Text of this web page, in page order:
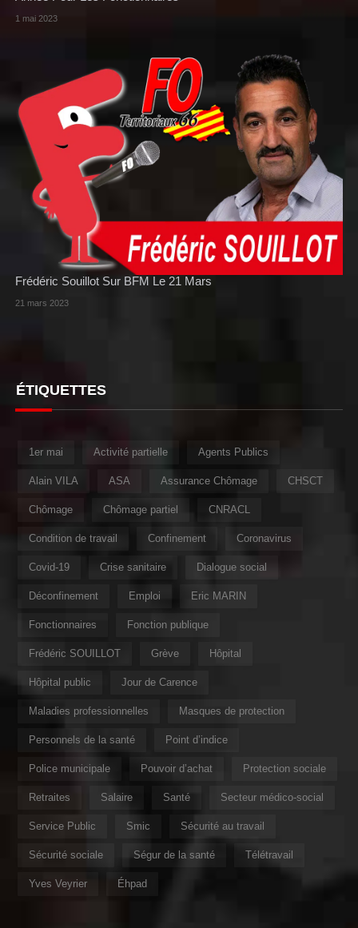
1 mai 2023
Frédéric Souillot Sur BFM Le 21 Mars
21 mars 2023
ÉTIQUETTES
1er mai Activité partielle Agents Publics
Alain VILA ASA Assurance Chômage CHSCT
Chômage Chômage partiel CNRACL
Condition de travail Confinement Coronavirus
Covid-19 Crise sanitaire Dialogue social
Déconfinement Emploi Eric MARIN
Fonctionnaires Fonction publique
Frédéric SOUILLOT Grève Hôpital
Hôpital public Jour de Carence
Maladies professionnelles Masques de protection
Personnels de la santé Point d’indice
Police municipale Pouvoir d’achat Protection sociale
Retraites Salaire Santé Secteur médico-social
Service Public Smic Sécurité au travail
Sécurité sociale Ségur de la santé Télétravail
Yves Veyrier Éhpad